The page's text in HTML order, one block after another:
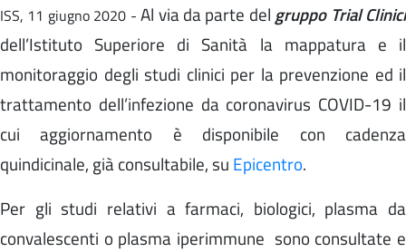
ISS, 11 giugno 2020 -Al via da parte del gruppo Trial Clinici
dell’Istituto Superiore di Sanità la mappatura e il
monitoraggio degli studi clinici per la prevenzione ed il
trattamento dell’infezione da coronavirus COVID-19 il
cui aggiornamento è disponibile con cadenza
quindicinale, già consultabile, su Epicentro.
Per gli studi relativi a farmaci, biologici, plasma da
convalescenti o plasma iperimmune sono consultate e